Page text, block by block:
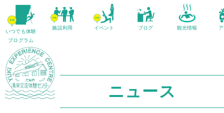
いつでも体験
プログラム
施設利用 イベント ブログ 観光情報
ニュース